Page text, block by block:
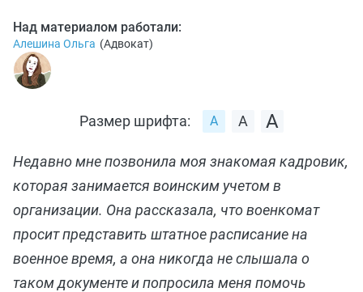
Над материалом работали:
Алешина Ольга (Адвокат)
Размер шрифта:
Недавно мне позвонила моя знакомая кадровик,
которая занимается воинским учетом в
организации. Она рассказала, что военкомат
просит представить штатное расписание на
военное время, а она никогда не слышала о
таком документе и попросила меня помочь